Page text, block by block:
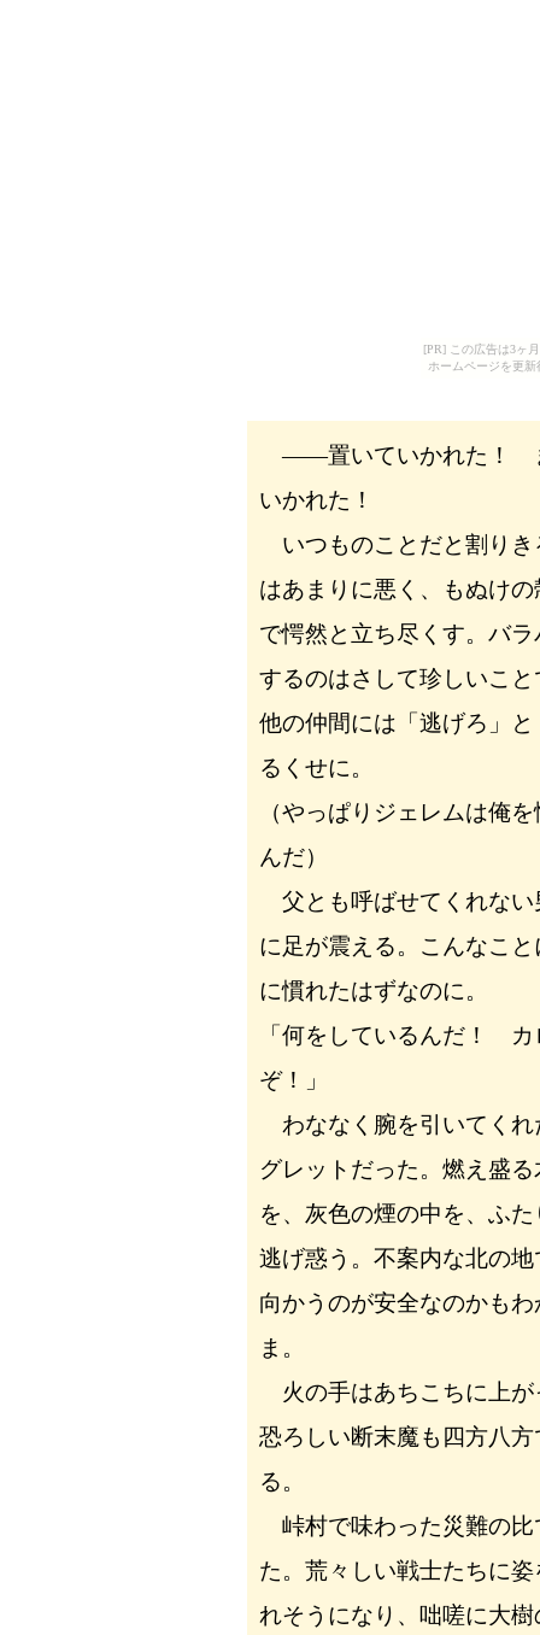
[PR] この広告は3ヶ
ホームページを更
――置いていかれた！
いかれた！
いつものことだと割りき
はあまりに悪く、もぬけ
で愕然と立ち尽くす。バ
するのはさして珍しいこ
他の仲間には「逃げろ」
るくせに。
（やっぱりジェレムは俺
んだ）
父とも呼ばせてくれない
に足が震える。こんなこ
に慣れたはずなのに。
「何をしているんだ！ カ
ぞ！」
わななく腕を引いてくれ
グレットだった。燃え盛
を、灰色の煙の中を、ふ
逃げ惑う。不案内な北の
向かうのが安全なのかも
ま。
火の手はあちこちに上が
恐ろしい断末魔も四方八
る。
峠村で味わった災難の比
た。荒々しい戦士たちに
れそうになり、咄嗟に大